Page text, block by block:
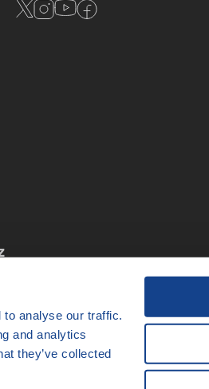
analyse our traffic.
and analytics
they’ve collected